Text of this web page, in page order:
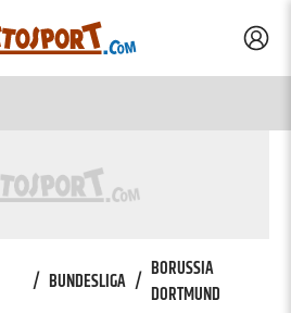
/ BUNDESLIGA/ BORUSSIA
DORTMUND